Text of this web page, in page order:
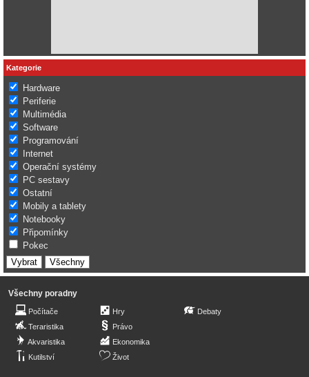
Kategorie
Hardware
Periferie
Multimédia
Software
Programování
Internet
Operační systémy
PC sestavy
Ostatní
Mobily a tablety
Notebooky
Připomínky
Pokec
Všechny poradny
Počítače
Teraristika
Akvaristika
Kutilství
Hry
Právo
Ekonomika
Život
Debaty